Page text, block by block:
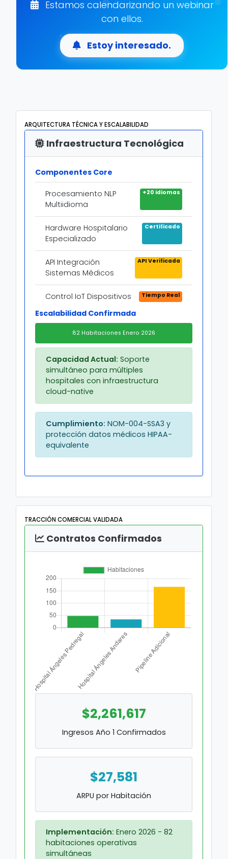
Estamos calendarizando un webinar
con ellos.
Estoy interesado.
ARQUITECTURA TÉCNICA Y ESCALABILIDAD
Infraestructura Tecnológica
Componentes Core
Procesamiento NLP
Multiidioma
+20 idiomas
Hardware Hospitalario
Especializado
Certificado
API Integración
Sistemas Médicos
API Verificada
Control IoT Dispositivos Tiempo Real
Escalabilidad Confirmada
82 Habitaciones Enero 2026
Capacidad Actual: Soporte
simultáneo para múltiples
hospitales con infraestructura
cloud-native
Cumplimiento: NOM-004-SSA3 y
protección datos médicos HIPAA-
equivalente
TRACCIÓN COMERCIAL VALIDADA
Contratos Confirmados
$2,261,617
Ingresos Año 1 Confirmados
$27,581
ARPU por Habitación
Implementación: Enero 2026 - 82
habitaciones operativas
simultáneas